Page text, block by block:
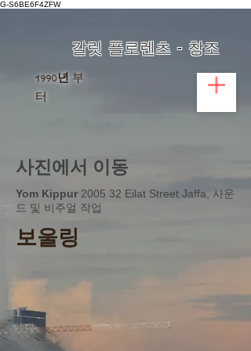
G-S6BE6F4ZFW
1990년 부
터
갈릿 플로렌츠 - 창조
사진에서 이동
Yom Kippur 2005 32 Eilat Street Jaffa, 사운
드 및 비주얼 작업
보울링